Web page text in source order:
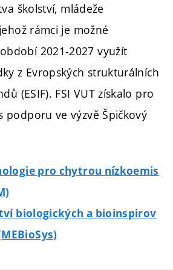
školství, mládeže
rámci je možné
2021-2027 využít
z Evropských strukturálních
(ESIF). FSI VUT získalo pro
podporu ve výzvě Špičkový
pro chytrou nízkoemis
biologických a bioinspirov